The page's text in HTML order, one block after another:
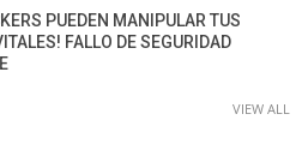
PUEDEN MANIPULAR TUS
FALLO DE SEGURIDAD
VIEW ALL